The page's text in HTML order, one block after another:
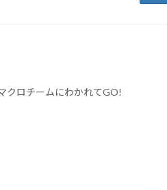
クロチームにわかれてGO!